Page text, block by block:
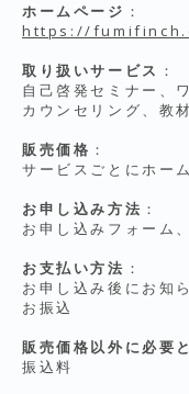
ホームページ ：
https://
取り扱いサービス ：
自己啓発セミナー、
カウンセリング、教
販売価格 ：
サービスごとにホー
お申し込み方法 ：
お申し込みフォーム
お支払い方法 ：
お申し込み後にお知
お振込
販売価格以外に必要
振込料